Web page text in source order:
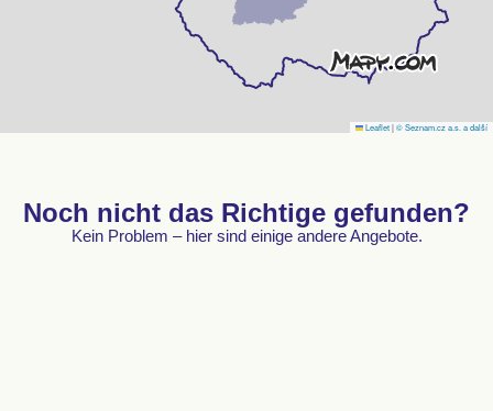
Leaflet|© Seznam.cz a.s. a další
Noch nicht das Richtige gefunden?
Kein Problem – hier sind einige andere Angebote.